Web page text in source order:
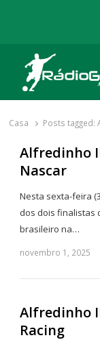
Rádio Gol
Há mais de 20 anos
Casa Posts tagged:
Alfredinho
Nascar
Nesta sexta-feira
dos dois finalistas
brasileiro na…
novembro 1, 2025
Alfredinho
Racing